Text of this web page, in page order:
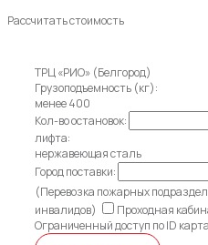
Рассчитать стоимость
ТРЦ «РИО» (Белгород)
Грузоподъемность (кг):
менее 400
Кол-во остановок:
лифта:
нержавеющая сталь
Город поставки:
(Перевозка пожарных
инвалидов)
Проходная
Ограниченный доступ по ID